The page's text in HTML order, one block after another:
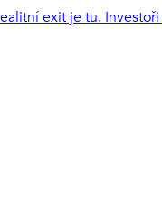
exit je tu.